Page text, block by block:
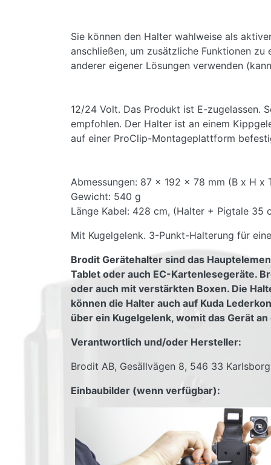
Sie können den Halter wahlweise als
anschließen, um zusätzliche Funktionen
anderer eigener Lösungen verwenden
12/24 Volt. Das Produkt ist E-zugelassen.
empfohlen. Der Halter ist an einem
auf einer ProClip-Montageplattform
Abmessungen: 87 x 192 x 78 mm (B x H x
Gewicht: 540 g
Länge Kabel: 428 cm, (Halter + Pigtale 35
Mit Kugelgelenk. 3-Punkt-Halterung für
Brodit Gerätehalter sind das
Tablet oder auch EC-Kartenlesegeräte.
oder auch mit verstärkten Boxen. Die
können die Halter auch auf Kuda
über ein Kugelgelenk, womit das Gerät
Verantwortlich und/oder Hersteller:
Brodit AB, Gesällvägen 8, 546 33
Einbaubilder (wenn verfügbar):